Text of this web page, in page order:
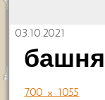
03.10.2021
700 × 1055